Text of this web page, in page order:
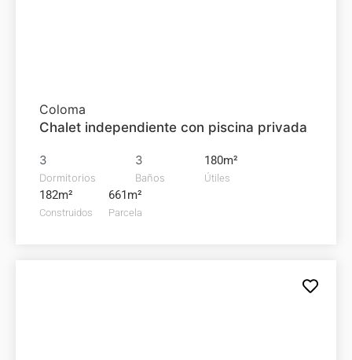
Coloma
Chalet independiente con piscina privada
3
Dormitorios
3
Baños
180m²
Útiles
182m²
Construidos
661m²
Parcela